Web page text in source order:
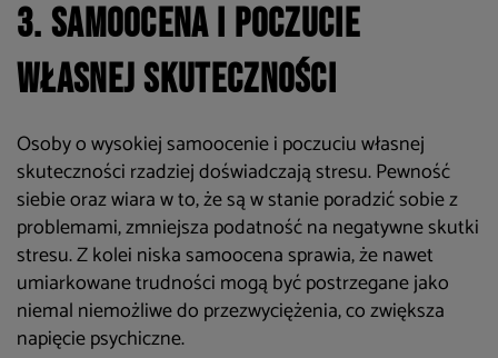
3. Samoocena i poczucie
własnej skuteczności
Osoby o wysokiej samoocenie i poczuciu własnej
skuteczności rzadziej doświadczają stresu. Pewność
siebie oraz wiara w to, że są w stanie poradzić sobie z
problemami, zmniejsza podatność na negatywne skutki
stresu. Z kolei niska samoocena sprawia, że nawet
umiarkowane trudności mogą być postrzegane jako
niemal niemożliwe do przezwyciężenia, co zwiększa
napięcie psychiczne.